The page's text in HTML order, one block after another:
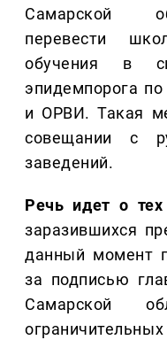
Самарской
перевести
обучения в
эпидемпорога
и ОРВИ. Такая
совещании с
заведений.
Речь идет о
заразившихся
данный момент
за подписью
Самарской